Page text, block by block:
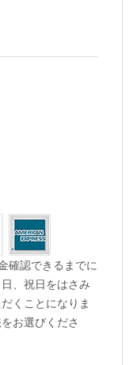
確認できるまでに
、祝日をはさみ
くことになりま
お選びくださ